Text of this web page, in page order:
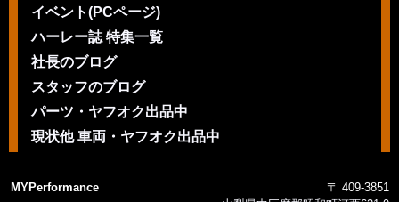
イベント(PCページ)
ハーレー誌 特集一覧
社長のブログ
スタッフのブログ
パーツ・ヤフオク出品中
現状他 車両・ヤフオク出品中
MYPerformance
〒 409-3851